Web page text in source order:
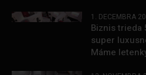
1. DECEMBRA
Biznis trieda
super
Máme